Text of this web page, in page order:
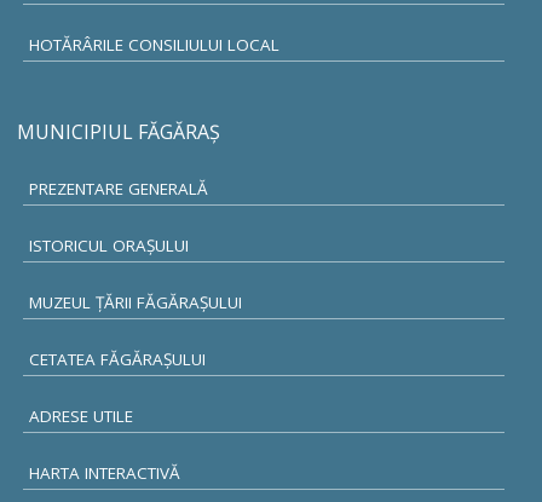
HOTĂRÂRILE CONSILIULUI LOCAL
MUNICIPIUL FĂGĂRAŞ
PREZENTARE GENERALĂ
ISTORICUL ORAŞULUI
MUZEUL ŢĂRII FĂGĂRAŞULUI
CETATEA FĂGĂRAŞULUI
ADRESE UTILE
HARTA INTERACTIVĂ